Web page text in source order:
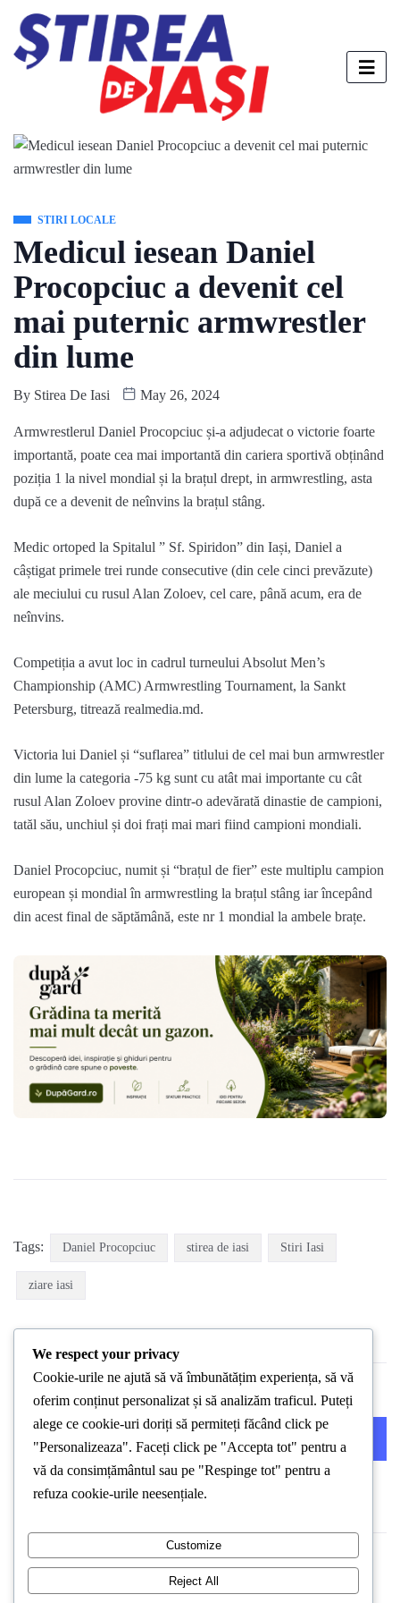
STIRI LOCALE
Medicul iesean Daniel
Procopciuc a devenit cel
mai puternic armwrestler
din lume
By Stirea De Iasi May 26, 2024
Armwrestlerul Daniel Procopciuc și-a adjudecat o victorie foarte
importantă, poate cea mai importantă din cariera sportivă obținând
poziția 1 la nivel mondial și la brațul drept, in armwrestling, asta
după ce a devenit de neînvins la brațul stâng.
Medic ortoped la Spitalul ” Sf. Spiridon” din Iași, Daniel a
câștigat primele trei runde consecutive (din cele cinci prevăzute)
ale meciului cu rusul Alan Zoloev, cel care, până acum, era de
neînvins.
Competiția a avut loc in cadrul turneului Absolut Men’s
Championship (AMC) Armwrestling Tournament, la Sankt
Petersburg, titrează realmedia.md.
Victoria lui Daniel și “suflarea” titlului de cel mai bun armwrestler
din lume la categoria -75 kg sunt cu atât mai importante cu cât
rusul Alan Zoloev provine dintr-o adevărată dinastie de campioni,
tatăl său, unchiul și doi frați mai mari fiind campioni mondiali.
Daniel Procopciuc, numit și “brațul de fier” este multiplu campion
european și mondial în armwrestling la brațul stâng iar începând
din acest final de săptămână, este nr 1 mondial la ambele brațe.
Tags: Daniel Procopciuc stirea de iasi Stiri Iasi
ziare iasi
PREVIOUS POST NEXT POST
We respect your privacy
Cookie-urile ne ajută să vă îmbunătățim experiența, să vă
oferim conținut personalizat și să analizăm traficul. Puteți
alege ce cookie-uri doriți să permiteți făcând click pe
"Personalizeaza". Faceți click pe "Accepta tot" pentru a
vă da consimțământul sau pe "Respinge tot" pentru a
refuza cookie-urile neesențiale.
Customize
Reject All